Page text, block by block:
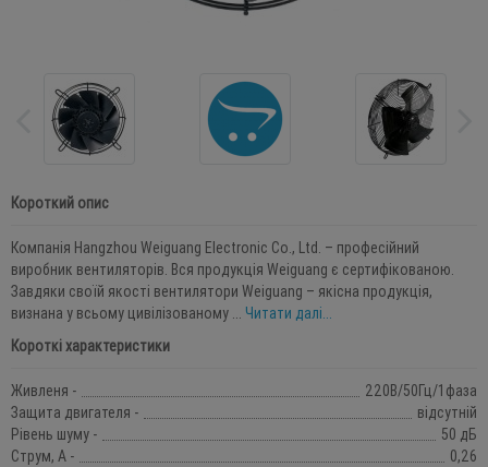
Короткий опис
Компанія Hangzhou Weiguang Electronic Co., Ltd. – професійний
виробник вентиляторів. Вся продукція Weiguang є сертифікованою.
Завдяки своїй якості вентилятори Weiguang – якісна продукція,
визнана у всьому цивілізованому ... Читати далі...
Короткі характеристики
Живленя -
220В/50Гц/1фаза
Защита двигателя -
відсутній
Рівень шуму -
50 дБ
Струм, А -
0,26